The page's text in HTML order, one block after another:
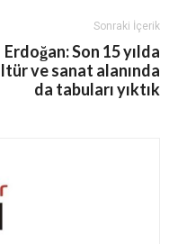
Sonraki İçerik
Erdoğan: Son 15 yılda
ve sanat alanında
da tabuları yıktık